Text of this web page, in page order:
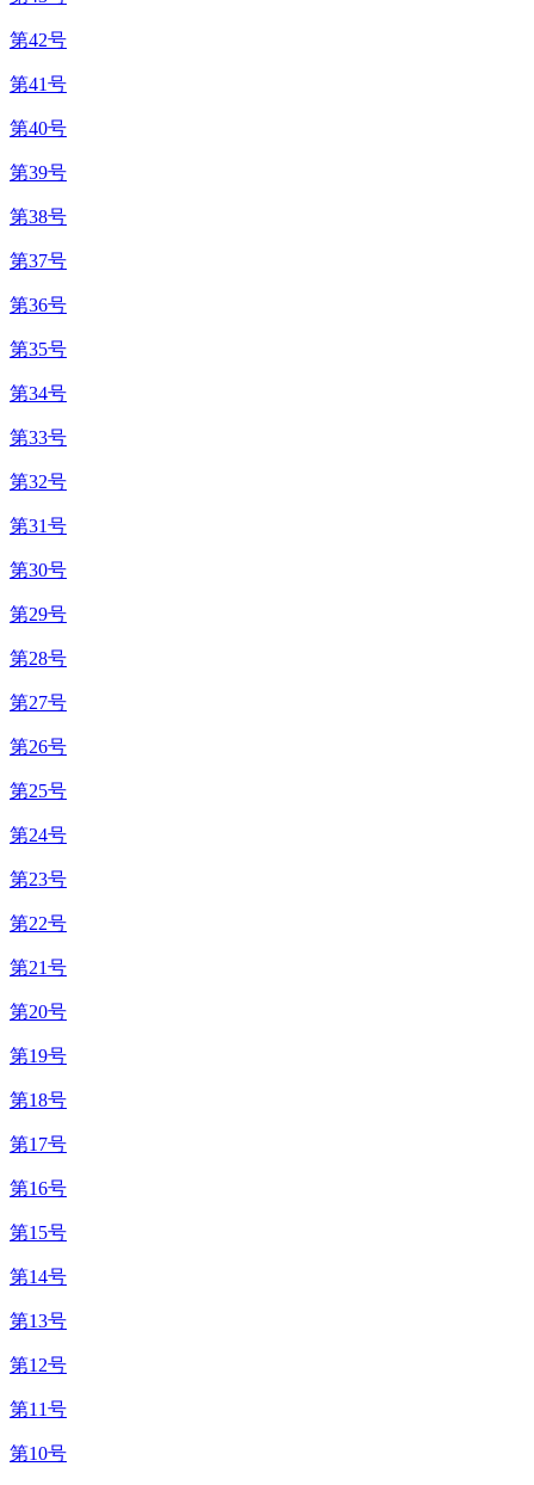
第42号
第41号
第40号
第39号
第38号
第37号
第36号
第35号
第34号
第33号
第32号
第31号
第30号
第29号
第28号
第27号
第26号
第25号
第24号
第23号
第22号
第21号
第20号
第19号
第18号
第17号
第16号
第15号
第14号
第13号
第12号
第11号
第10号